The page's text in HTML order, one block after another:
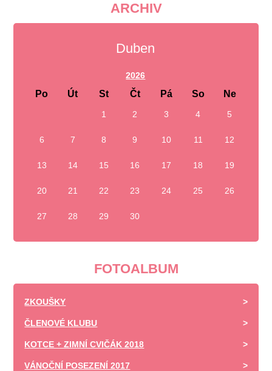
ARCHIV
Duben
2026
Po Út St Čt Pá So Ne
1 2 3 4 5
6 7 8 9 10 11 12
13 14 15 16 17 18 19
20 21 22 23 24 25 26
27 28 29 30
FOTOALBUM
ZKOUŠKY
ČLENOVÉ KLUBU
KOTCE + ZIMNÍ CVIČÁK 2018
VÁNOČNÍ POSEZENÍ 2017